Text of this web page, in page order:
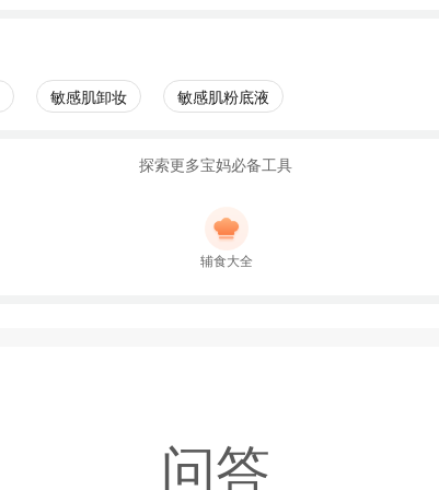
敏感肌卸妆 敏感肌粉底液
探索更多宝妈必备工具
辅食大全
问答